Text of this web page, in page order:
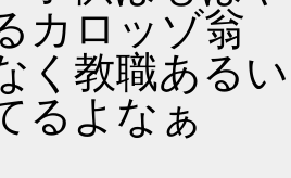
カロッゾ翁
く教職ある
るよなぁ